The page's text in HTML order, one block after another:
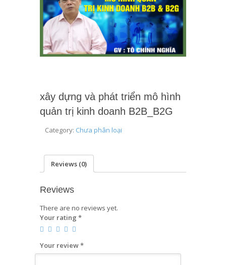
xây dựng và phát triển mô hình
quản trị kinh doanh B2B_B2G
Category: Chưa phân loại
Reviews (0)
Reviews
There are no reviews yet.
Your rating *
Your review*